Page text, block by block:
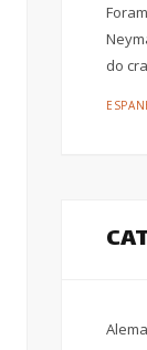
do